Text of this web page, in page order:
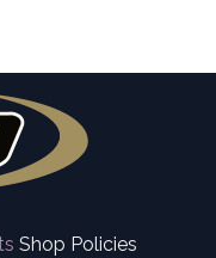
Shop Policies